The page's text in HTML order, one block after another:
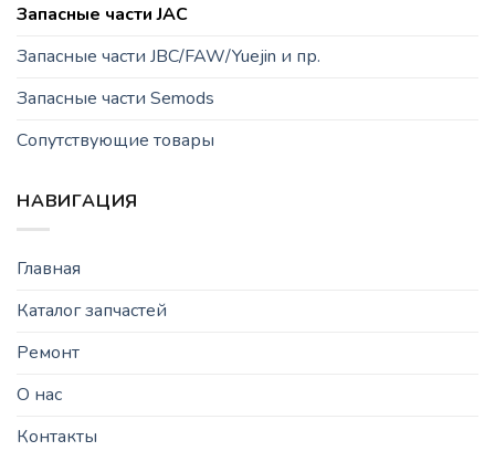
Запасные части JAC
Запасные части JBC/FAW/Yuejin и пр.
Запасные части Semods
Сопутствующие товары
НАВИГАЦИЯ
Главная
Каталог запчастей
Ремонт
О нас
Контакты